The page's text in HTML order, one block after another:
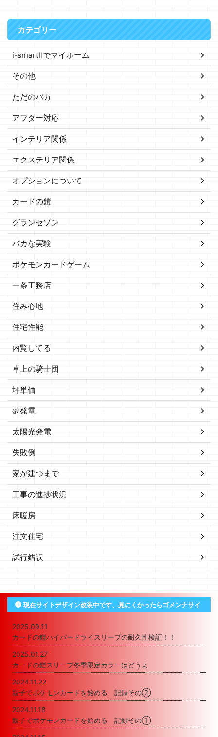
カテゴリー
i-smartⅡでマイホーム
その他
ただのバカ
アフター対応
インテリア関係
エクステリア関係
オプションについて
カードの鎧
グランセゾン
バカな実験
ポケモンカードゲーム
一条工務店
住み心地
住宅性能
内覧してる
卓上の騎士団
坪単価
夢発電
太陽光発電
失敗例
家が建つまで
工事の進捗状況
床暖房
注文住宅
試行錯誤
現在サイトデザイン改装中です、見にくかったらゴメンナサイ
2025.09.11
カードの鎧ハイパードライスリーブの耐久性検証！！
2025.01.27
カードの鎧スリーブ冬季限定カラーはどうよ
2024.11.22
親子でポケモンカードを始める 記録その②
2024.11.18
親子でポケモンカードを始める 記録その①